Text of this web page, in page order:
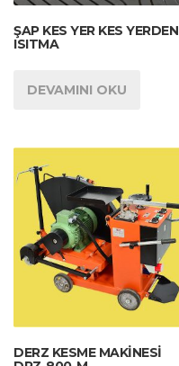
ŞAP KES YER KES YERDEN
ISITMA
DEVAMINI OKU
DERZ KESME MAKİNESİ